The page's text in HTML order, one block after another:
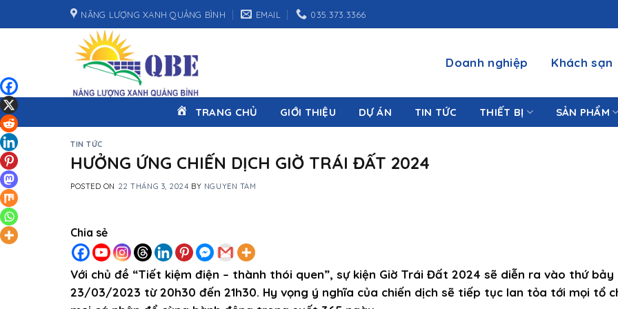
to
NĂNG LƯỢNG XANH QUẢNG BÌNH EMAIL 035.373.3366
Doanh nghiệp Khách sạn
TRANG CHỦ GIỚI THIỆU DỰ ÁN TIN TỨC THIẾT BỊ SẢN PHẨM
TIN TỨC
HƯỞNG ỨNG CHIẾN DỊCH GIỜ TRÁI ĐẤT 2024
POSTED ON 22 THÁNG 3, 2024 BY NGUYEN TAM
Chia sẻ
Với chủ đề “Tiết kiệm điện – thành thói quen”, sự kiện Giờ Trái Đất 2024 sẽ diễn ra vào thứ bảy
23/03/2023 từ 20h30 đến 21h30. Hy vọng ý nghĩa của chiến dịch sẽ tiếp tục lan tỏa tới mọi tổ